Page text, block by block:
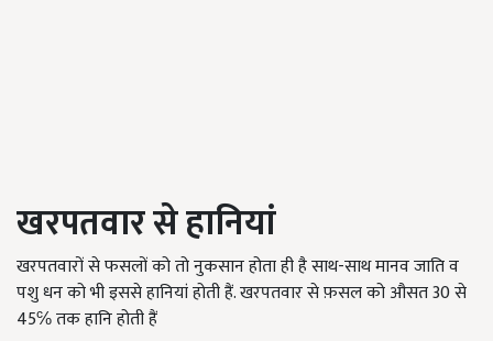
खरपतवार से हानियां
खरपतवारों से फसलों को तो नुकसान होता ही है साथ-साथ मानव जाति व
पशु धन को भी इससे हानियां होती हैं. खरपतवार से फ़सल को औसत 30 से
45℅ तक हानि होती हैं